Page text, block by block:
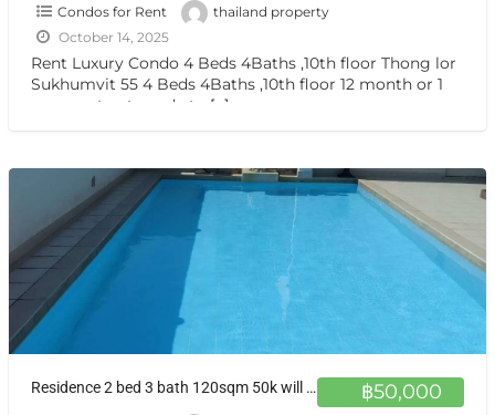
Condos for Rent
thailand property
October 14, 2025
Rent Luxury Condo 4 Beds 4Baths ,10th floor Thong lor
Sukhumvit 55 4 Beds 4Baths ,10th floor 12 month or 1
year contract, ready to […]
฿50,000
Residence 2 bed 3 bath 120sqm 50k will be available in Aug 2025